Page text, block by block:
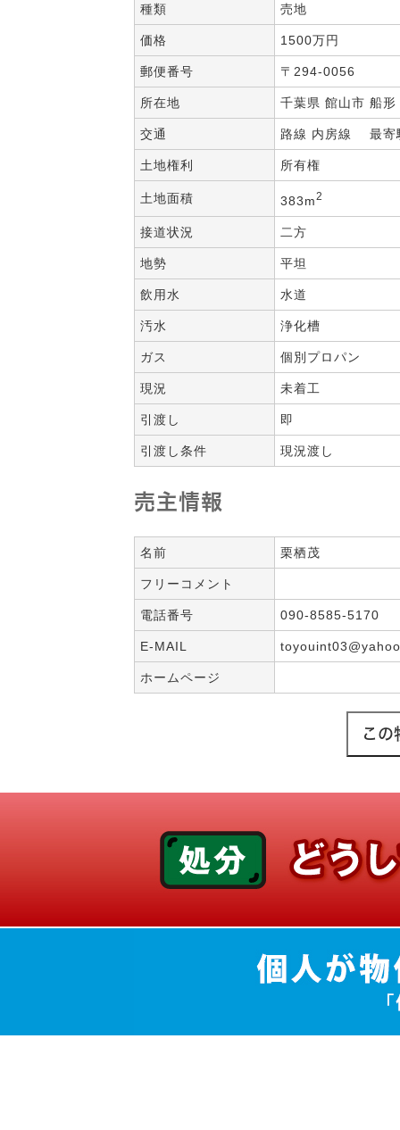
種類 売地
価格 1500万円
郵便番号 〒294-0056
所在地 千葉県 館山市 船
交通 路線 内房線 最
土地権利 所有権
土地面積 383m2
接道状況 二方
地勢 平坦
飲用水 水道
汚水 浄化槽
ガス 個別プロパン
現況 未着工
引渡し 即
引渡し条件 現況渡し
売主情報
名前 栗栖茂
フリーコメント
電話番号 090-8585-5170
E-MAIL
ホームページ